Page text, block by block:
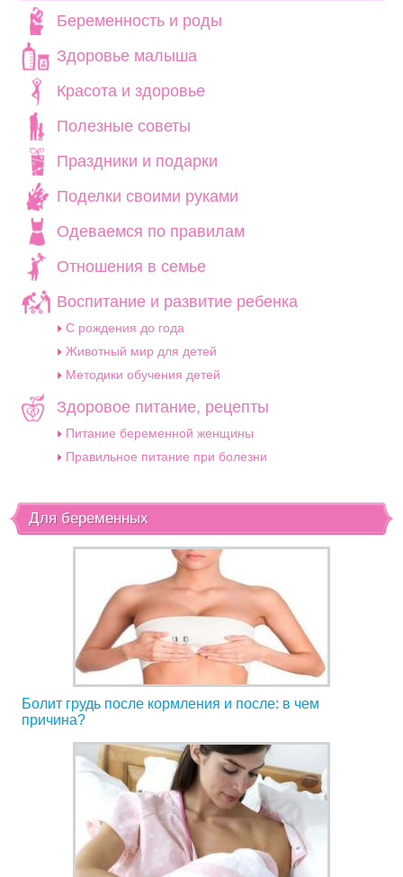
Беременность и роды
Здоровье малыша
Красота и здоровье
Полезные советы
Праздники и подарки
Поделки своими руками
Одеваемся по правилам
Отношения в семье
Воспитание и развитие ребенка
C рождения до года
Животный мир для детей
Методики обучения детей
Здоровое питание, рецепты
Питание беременной женщины
Правильное питание при болезни
Для беременных
Болит грудь после кормления и после: в чем
причина?